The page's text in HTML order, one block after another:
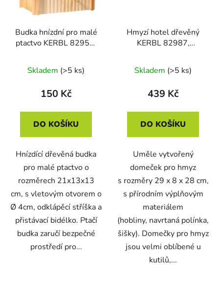
Budka hnízdní pro malé
ptactvo KERBL 82955,
Skladem (>5 ks)
150 Kč
DO KOŠÍKU
Hnízdící dřevěná budka
pro malé ptactvo o
rozměrech 21x13x13
cm, s vletovým otvorem o
Ø 4cm, odklápěcí stříška a
přistávací bidélko. Ptačí
budka zaručí bezpečné
prostředí pro...
Hmyzí hotel dřevěný
KERBL 82987,
Skladem (>5 ks)
439 Kč
DO KOŠÍKU
Uměle vytvořený
domeček pro hmyz
s rozměry 29 x 8 x 28 cm,
s přírodním výplňovým
materiálem
(hobliny, navrtaná polínka,
šišky). Domečky pro hmyz
jsou velmi oblíbené u
kutilů,...